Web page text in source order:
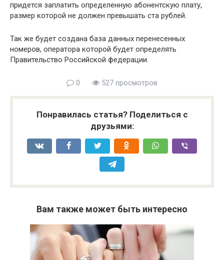
придется заплатить определенную абонентскую плату,
размер которой не должен превышать ста рублей.
Так же будет создана база данных перенесенных
номеров, оператора которой будет определять
Правительство Российской федерации.
0 527 просмотров
Понравилась статья? Поделиться с
друзьями:
Вам также может быть интересно